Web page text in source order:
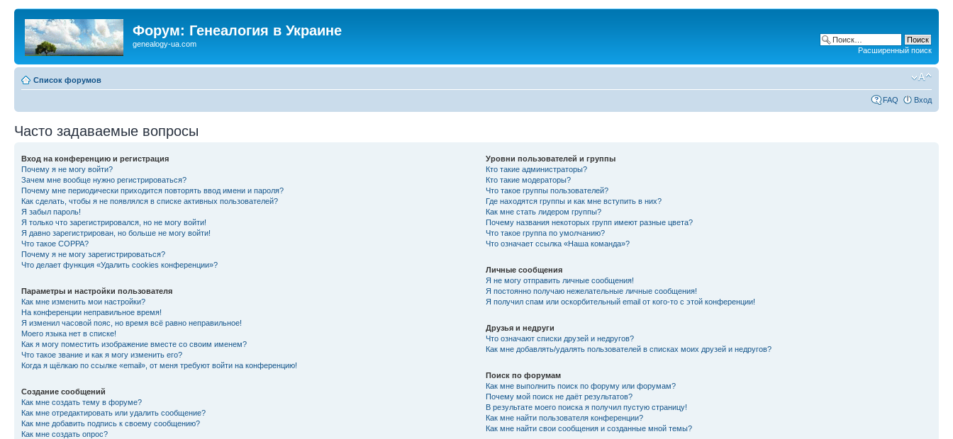
Форум: Генеалогия в Украине
genealogy-ua.com
Расширенный поиск
Список форумов
FAQ Вход
Часто задаваемые вопросы
Вход на конференцию и регистрация
Почему я не могу войти?
Зачем мне вообще нужно регистрироваться?
Почему мне периодически приходится повторять ввод имени и пароля?
Как сделать, чтобы я не появлялся в списке активных пользователей?
Я забыл пароль!
Я только что зарегистрировался, но не могу войти!
Я давно зарегистрирован, но больше не могу войти!
Что такое COPPA?
Почему я не могу зарегистрироваться?
Что делает функция «Удалить cookies конференции»?
Параметры и настройки пользователя
Как мне изменить мои настройки?
На конференции неправильное время!
Я изменил часовой пояс, но время всё равно неправильное!
Моего языка нет в списке!
Как я могу поместить изображение вместе со своим именем?
Что такое звание и как я могу изменить его?
Когда я щёлкаю по ссылке «email», от меня требуют войти на конференцию!
Создание сообщений
Как мне создать тему в форуме?
Как мне отредактировать или удалить сообщение?
Как мне добавить подпись к своему сообщению?
Как мне создать опрос?
Уровни пользователей и группы
Кто такие администраторы?
Кто такие модераторы?
Что такое группы пользователей?
Где находятся группы и как мне вступить в них?
Как мне стать лидером группы?
Почему названия некоторых групп имеют разные цвета?
Что такое группа по умолчанию?
Что означает ссылка «Наша команда»?
Личные сообщения
Я не могу отправить личные сообщения!
Я постоянно получаю нежелательные личные сообщения!
Я получил спам или оскорбительный email от кого-то с этой конференции!
Друзья и недруги
Что означают списки друзей и недругов?
Как мне добавлять/удалять пользователей в списках моих друзей и недругов?
Поиск по форумам
Как мне выполнить поиск по форуму или форумам?
Почему мой поиск не даёт результатов?
В результате моего поиска я получил пустую страницу!
Как мне найти пользователя конференции?
Как мне найти свои сообщения и созданные мной темы?